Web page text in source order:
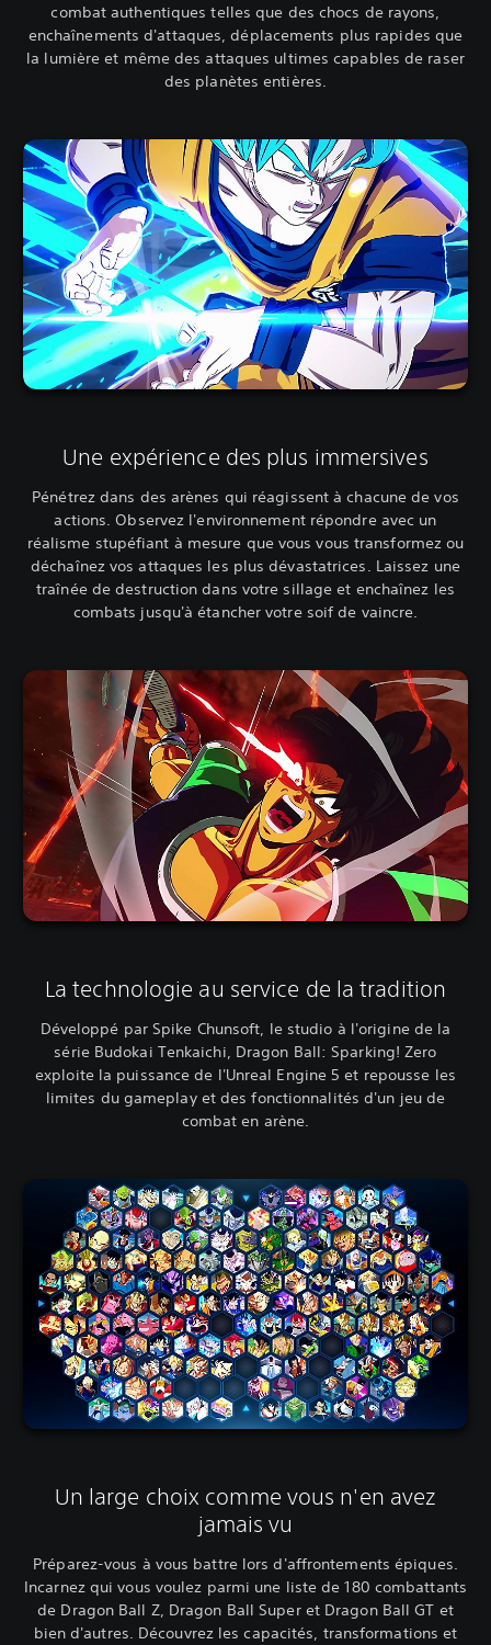
combat authentiques telles que des chocs de rayons,
enchaînements d'attaques, déplacements plus rapides que
la lumière et même des attaques ultimes capables de raser
des planètes entières.
Une expérience des plus immersives
Pénétrez dans des arènes qui réagissent à chacune de vos
actions. Observez l'environnement répondre avec un
réalisme stupéfiant à mesure que vous vous transformez ou
déchaînez vos attaques les plus dévastatrices. Laissez une
traînée de destruction dans votre sillage et enchaînez les
combats jusqu'à étancher votre soif de vaincre.
La technologie au service de la tradition
Développé par Spike Chunsoft, le studio à l'origine de la
série Budokai Tenkaichi, Dragon Ball: Sparking! Zero
exploite la puissance de l'Unreal Engine 5 et repousse les
limites du gameplay et des fonctionnalités d'un jeu de
combat en arène.
Un large choix comme vous n'en avez
jamais vu
Préparez-vous à vous battre lors d'affrontements épiques.
Incarnez qui vous voulez parmi une liste de 180 combattants
de Dragon Ball Z, Dragon Ball Super et Dragon Ball GT et
bien d'autres. Découvrez les capacités, transformations et